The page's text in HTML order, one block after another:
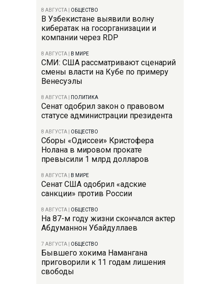
8 АВГУСТА ОБЩЕСТВО
В Узбекистане выявили волну
кибератак на госорганизации и
компании через RDP
8 АВГУСТА В МИРЕ
СМИ: США рассматривают сценарий
смены власти на Кубе по примеру
Венесуэлы
8 АВГУСТА ПОЛИТИКА
Сенат одобрил закон о правовом
статусе администрации президента
8 АВГУСТА ОБЩЕСТВО
Сборы «Одиссеи» Кристофера
Нолана в мировом прокате
превысили 1 млрд долларов
8 АВГУСТА В МИРЕ
Сенат США одобрил «адские
санкции» против России
8 АВГУСТА ОБЩЕСТВО
На 87-м году жизни скончался актер
Абдуманнон Убайдуллаев
7 АВГУСТА ОБЩЕСТВО
Бывшего хокима Намангана
приговорили к 11 годам лишения
свободы